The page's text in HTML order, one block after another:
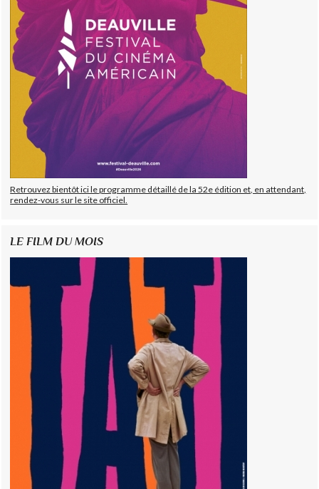
Retrouvez bientôt ici le programme détaillé de la 52e édition et, en attendant,
rendez-vous sur le site officiel.
LE FILM DU MOIS